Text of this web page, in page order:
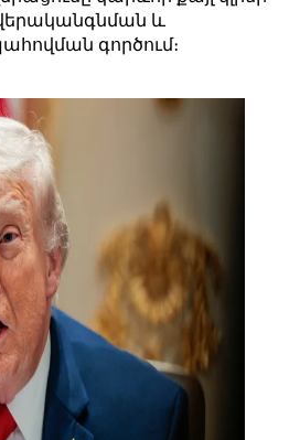
և
գործում։